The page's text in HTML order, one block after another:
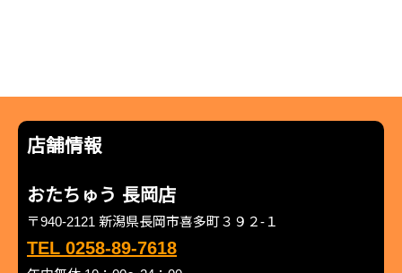
店舗情報
おたちゅう 長岡店
〒940-2121 新潟県長岡市喜多町３９２-１
TEL 0258-89-7618